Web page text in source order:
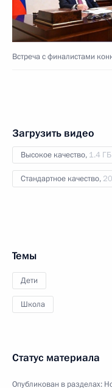
Встреча с финалистами
Загрузить видео
Высокое качество, 1.4 ГБ
Стандартное качество,
Темы
Дети
Школа
Статус материала
Опубликован в разделах: